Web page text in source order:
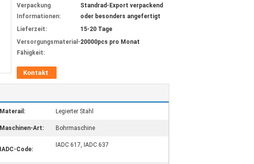
Verpackung
Informationen:
Standrad-Export verpackend
oder besonders angefertigt
Lieferzeit:
15-20 Tage
Versorgungsmaterial-
Fähigkeit:
20000pcs pro Monat
Kontakt
Materail: Legierter Stahl
Maschinen-Art: Bohrmaschine
IADC-Code:
IADC 617, IADC 637